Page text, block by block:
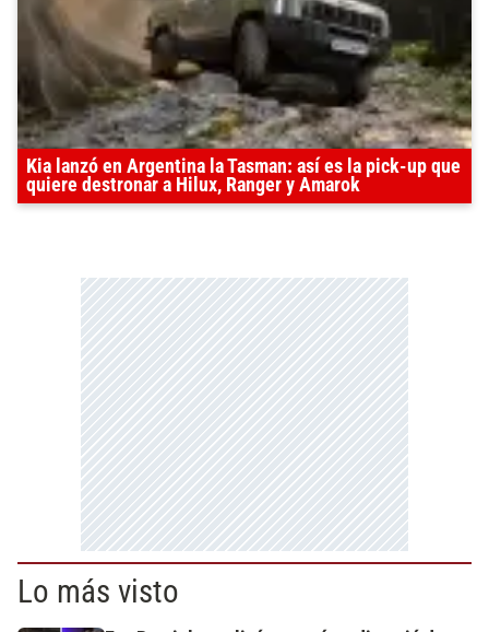
Kia lanzó en Argentina la Tasman: así es la pick-up que
quiere destronar a Hilux, Ranger y Amarok
Lo más visto